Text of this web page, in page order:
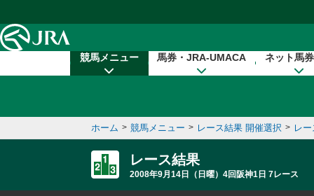
競馬メニュー 馬券・JRA-UMACA ネット馬
ホーム > 競馬メニュー > レース結果 開催選択 > レ
レース結果
2008年9月14日（日曜）4回阪神1日 7レース